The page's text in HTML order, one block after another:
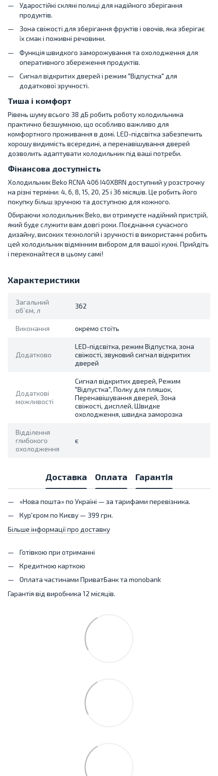
Ударостійкі скляні полиці для надійного зберігання
продуктів.
Зона свіжості для зберігання фруктів і овочів, яка зберігає
їх смак і поживні речовини.
Функція швидкого заморожування та охолодження для
оперативного збереження продуктів.
Сигнал відкритих дверей і режим "Відпустка" для
додаткової зручності.
Тиша і комфорт
Рівень шуму всього 38 дБ робить роботу холодильника
практично безшумною, що особливо важливо для
комфортного проживання в домі. LED-підсвітка забезпечить
хорошу видимість всередині, а перенавішування дверей
дозволить адаптувати холодильник під ваші потреби.
Фінансова доступність
Холодильник Beko RCNA 406 I40XBRN доступний у розстрочку
на різні терміни: 4, 6, 8, 15, 20, 25 і 36 місяців. Це робить його
покупку більш зручною та доступною для кожного.
Обираючи холодильник Beko, ви отримуєте надійний пристрій,
який буде служити вам довгі роки. Поєднання сучасного
дизайну, високих технологій і зручності в використанні робить
цей холодильник відмінним вибором для вашої кухні. Прийдіть
і переконайтеся в цьому самі!
Характеристики
Загальний
об`єм, л
362
Виконання окремо стоїть
Додатково
LED-підсвітка, режим Відпустка, зона
свіжості, звуковий сигнал відкритих
дверей
Додаткові
можливості
Сигнал відкритих дверей, Режим
"Відпустка", Полку для пляшок,
Перенавішування дверей, Зона
свіжості, дисплей, Швидке
охолодження, швидка заморозка
Відділення
глибокого
охолодження
є
Доставка Оплата Гарантія
«Нова пошта» по Україні — за тарифами перевізника.
Кур'єром по Києву — 399 грн.
Більше інформації про доставку
Готівкою при отриманні
Кредитною карткою
Оплата частинами ПриватБанк та monobank
Гарантія від виробника 12 місяців.